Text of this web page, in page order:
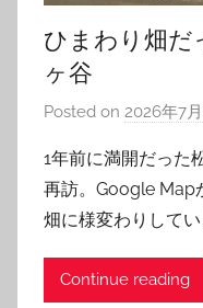
ひまわり畑だ
ヶ谷
Posted on 2026年7
1年前に満開だった
再訪。Google Map
畑に様変わりしてい
Continue reading